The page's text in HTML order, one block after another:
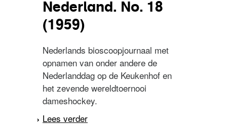
Nederland. No. 18
(1959)
Nederlands bioscoopjournaal met
opnamen van onder andere de
Nederlanddag op de Keukenhof en
het zevende wereldtoernooi
dameshockey.
Lees verder